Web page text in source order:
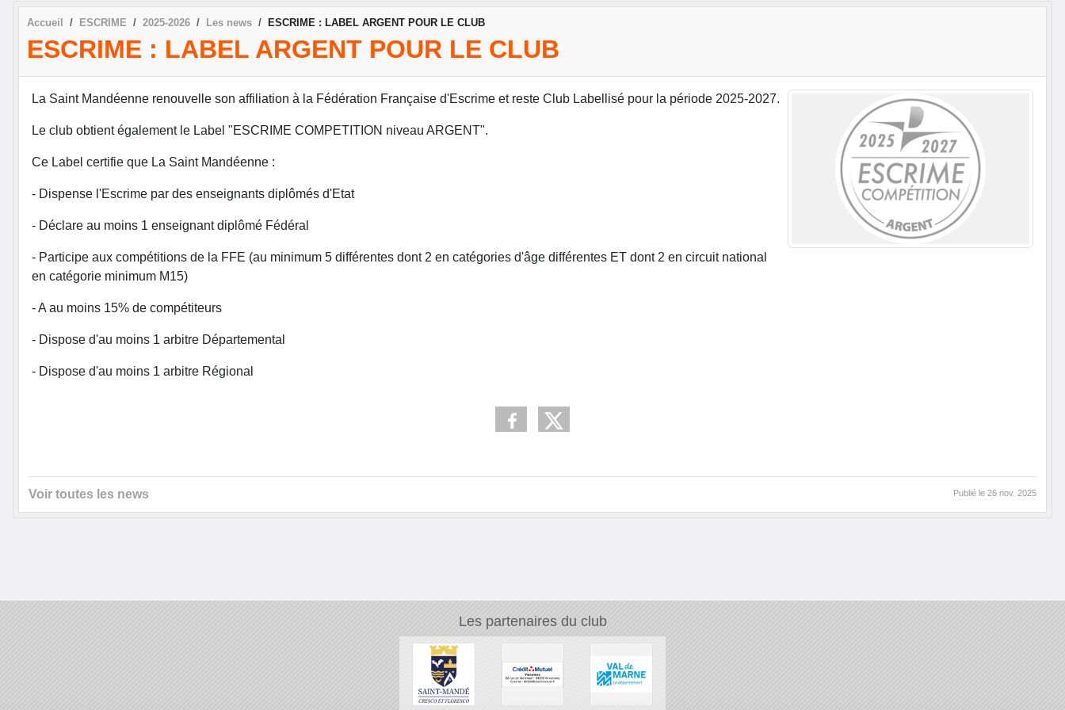
Accueil ESCRIME 2025-2026 Les news ESCRIME : LABEL ARGENT POUR LE CLUB
ESCRIME : LABEL ARGENT POUR LE CLUB
La Saint Mandéenne renouvelle son affiliation à la Fédération Française d'Escrime et reste Club Labellisé pour la période 2025-2027.
Le club obtient également le Label "ESCRIME COMPETITION niveau ARGENT".
Ce Label certifie que La Saint Mandéenne :
- Dispense l'Escrime par des enseignants diplômés d'Etat
- Déclare au moins 1 enseignant diplômé Fédéral
- Participe aux compétitions de la FFE (au minimum 5 différentes dont 2 en catégories d'âge différentes ET dont 2 en circuit national
en catégorie minimum M15)
- A au moins 15% de compétiteurs
- Dispose d'au moins 1 arbitre Départemental
- Dispose d'au moins 1 arbitre Régional
Voir toutes les news Publié le 26 nov. 2025
Les partenaires du club